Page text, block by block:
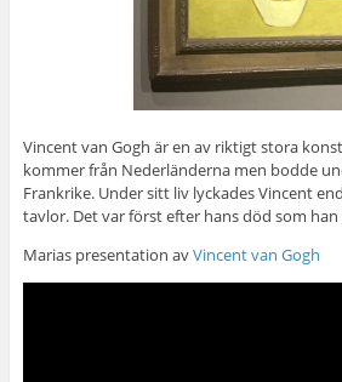
Vincent van Gogh är en av riktigt stora
kommer från Nederländerna men bodde
Frankrike. Under sitt liv lyckades Vincent
tavlor. Det var först efter hans död som
Marias presentation avVincent van Gogh